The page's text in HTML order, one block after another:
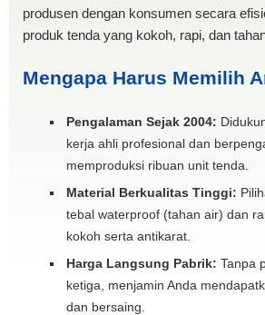
produsen dengan konsumen secara
produk tenda yang kokoh, rapi, dan
Mengapa Harus Memilih
Pengalaman Sejak 2004:
kerja ahli profesional dan
memproduksi ribuan unit tenda.
Material Berkualitas Tinggi:
tebal waterproof (tahan air) dan
kokoh serta antikarat.
Harga Langsung Pabrik: Tanpa
ketiga, menjamin Anda
dan bersaing.